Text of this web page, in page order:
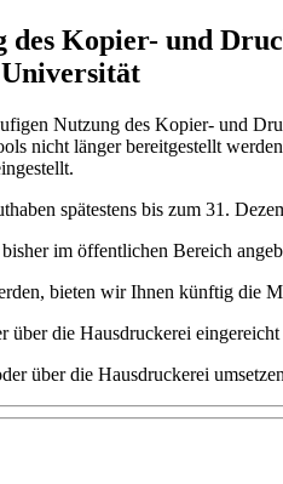
Kopier- und
Nutzung des Kopier- und
nicht länger bereitgestellt
spätestens bis zum 31.
im öffentlichen Bereich
bieten wir Ihnen künftig die
über die Hausdruckerei
über die Hausdruckerei